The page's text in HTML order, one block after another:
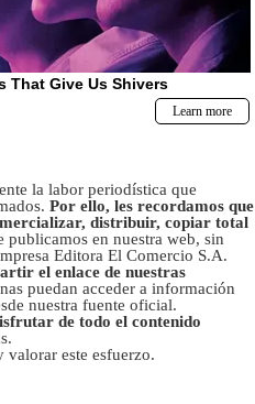
la labor periodística que
Por ello, les recordamos que
distribuir, copiar total
publicamos en nuestra web, sin
Editora El Comercio S.A.
el enlace de nuestras
puedan acceder a información
nuestra fuente oficial.
de todo el contenido
valorar este esfuerzo.